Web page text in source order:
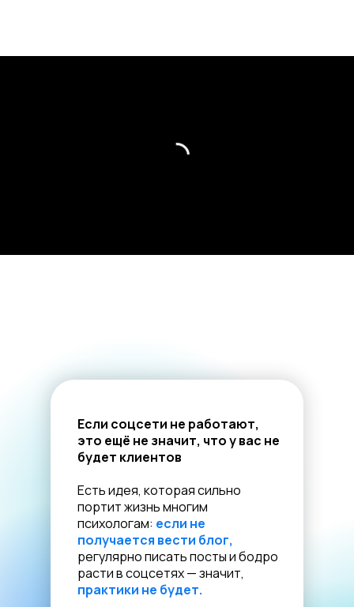
Если соцсети не работают,
это ещё не значит, что у вас не
будет клиентов
Есть идея, которая сильно
портит жизнь многим
психологам: если не
получается вести блог,
регулярно писать посты и бодро
расти в соцсетях — значит,
практики не будет.